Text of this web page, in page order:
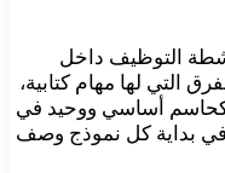
التوظيف داخل
التي لها مهام كتابية،
كحاسم أساسي ووحيد في
في بداية كل نموذج وصف